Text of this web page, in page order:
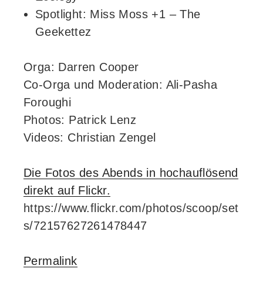
Spotlight: Miss Moss +1 – The
Geekettez
Orga: Darren Cooper
Co-Orga und Moderation: Ali-Pasha
Foroughi
Photos: Patrick Lenz
Videos: Christian Zengel
Die Fotos des Abends in hochauflösend
direkt auf Flickr.
https://www.flickr.com/photos/scoop/set
s/72157627261478447
Permalink